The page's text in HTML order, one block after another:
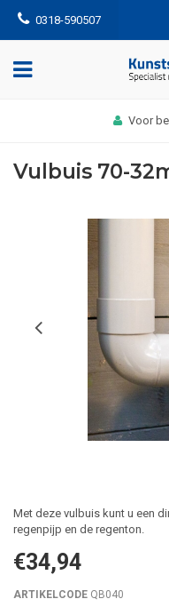
0318-590507
Voor
Vulbuis 70-
Met deze vulbuis kunt u een
regenpijp en de regenton.
€34,94
ARTIKELCODE QB040